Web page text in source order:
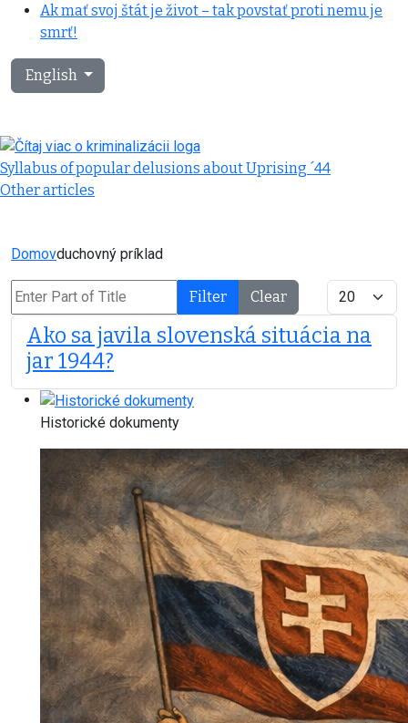
Ak mať svoj štát je život – tak povstať proti nemu je
smrť!
Select your language
English
Syllabus of popular delusions about Uprising ´44
Other articles
Domovduchovný príklad
Enter Part of Title Filter Clear Display #
Ako sa javila slovenská situácia na
jar 1944?
Historické dokumenty